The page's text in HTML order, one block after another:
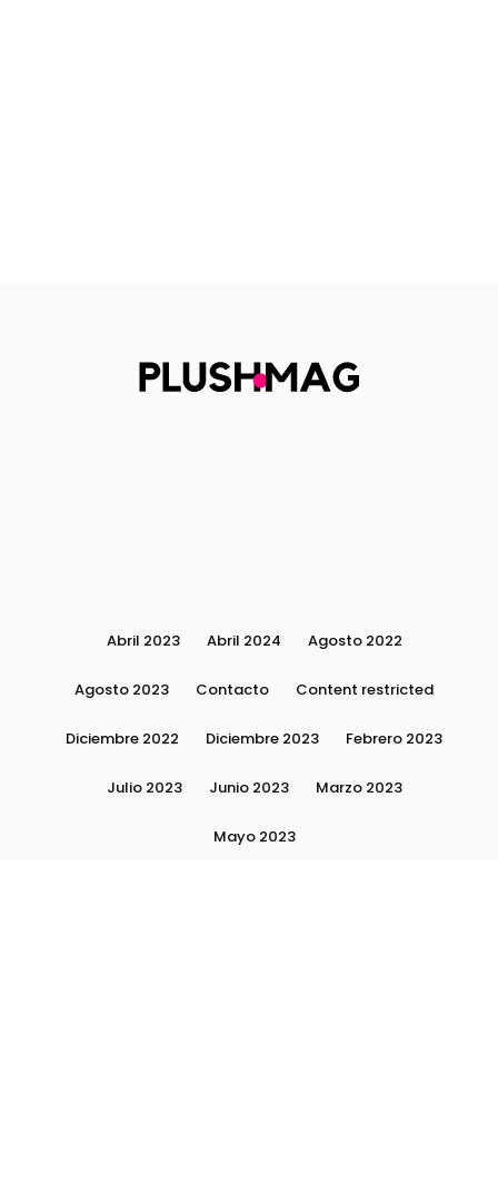
Abril 2023 Abril 2024 Agosto 2022
Agosto 2023 Contacto Content restricted
Diciembre 2022 Diciembre 2023 Febrero 2023
Julio 2023 Junio 2023 Marzo 2023
Mayo 2023